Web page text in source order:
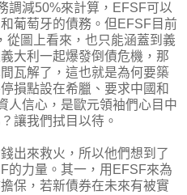
調減50%來計算，EFSF可以
葡萄牙的債務。但EFSF目前
從圖上看來，也只能涵蓋到義
大利一起爆發倒債危機，那
瓦解了，這也就是為何要築
損點設在希臘、要求中國和
人信心，是歐元領袖們心目中
讓我們拭目以待。
出來救火，所以他們想到了
的力量。其一，用EFSF來為
保，若新債券在未來有被實